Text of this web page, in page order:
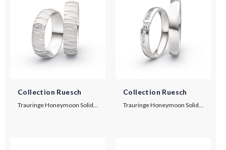
Collection Ruesch
Trauringe Honeymoon Solid VIII
Collection Ruesch
Trauringe Honeymoon Solid IX